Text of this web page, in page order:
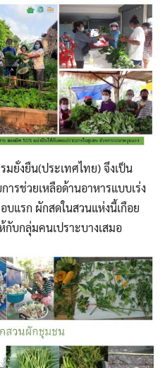
ยั่งยืน(ประเทศไทย) จึงเป็น
รช่วยเหลือด้านอาหารแบบเร่ง
บแรก ผักสดในสวนแห่งนี้เกือย
กับกลุ่มคนเปราะบางเสมอ